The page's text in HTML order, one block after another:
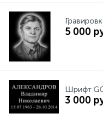
5 000
Шрифт
3 000